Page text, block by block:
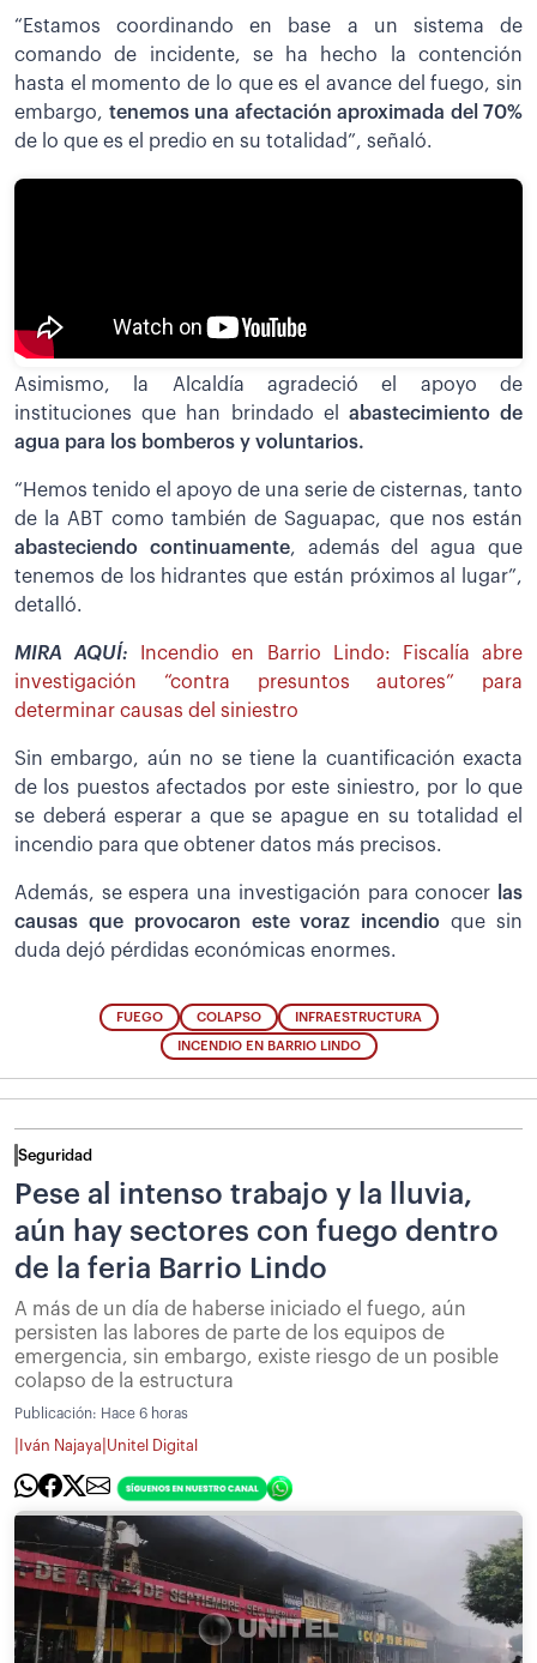
“Estamos coordinando en base a un sistema de
comando de incidente, se ha hecho la contención
hasta el momento de lo que es el avance del fuego, sin
embargo, tenemos una afectación aproximada del 70%
de lo que es el predio en su totalidad”, señaló.
Asimismo, la Alcaldía agradeció el apoyo de
instituciones que han brindado el
abastecimiento de
agua para los bomberos y voluntarios.
“Hemos tenido el apoyo de una serie de cisternas, tanto
de la ABT como también de Saguapac, que nos están
abasteciendo continuamente, además del agua que
tenemos de los hidrantes que están próximos al lugar”,
detalló.
MIRA AQUÍ:
Incendio en Barrio Lindo: Fiscalía abre
investigación “contra presuntos autores” para
determinar causas del siniestro
Sin embargo, aún no se tiene la cuantificación exacta
de los puestos afectados por este siniestro, por lo que
se deberá esperar a que se apague en su totalidad el
incendio para que obtener datos más precisos.
Además, se espera una investigación para conocer las
causas que provocaron este voraz incendioque sin
duda dejó pérdidas económicas enormes.
FUEGO COLAPSO INFRAESTRUCTURA
INCENDIO EN BARRIO LINDO
Seguridad
Pese al intenso trabajo y la lluvia,
aún hay sectores con fuego dentro
de la feria Barrio Lindo
A más de un día de haberse iniciado el fuego, aún
persisten las labores de parte de los equipos de
emergencia, sin embargo, existe riesgo de un posible
colapso de la estructura
Publicación: Hace 6 horas
Iván Najaya Unitel Digital